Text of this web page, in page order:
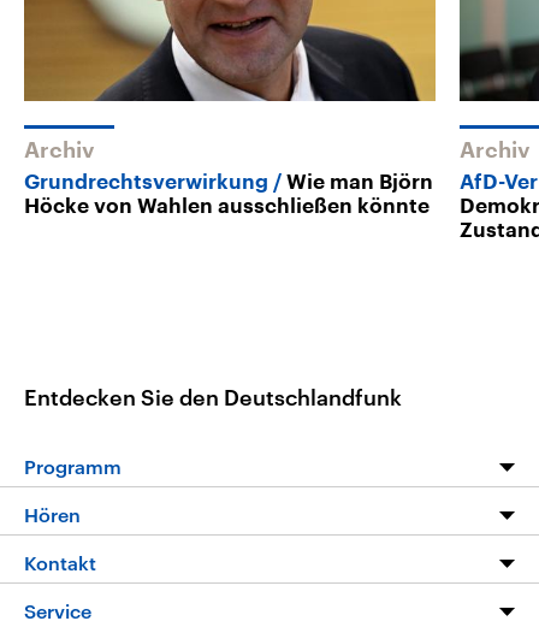
Archiv
Grundrechtsverwirkung
Wie man Björn
Höcke von Wahlen ausschließen könnte
Archiv
AfD-
Entdecken Sie den Deutschlandfunk
Programm
Programm
Die Nachrichten
Hören
Livestream
Kontakt
Hörerservice
Service